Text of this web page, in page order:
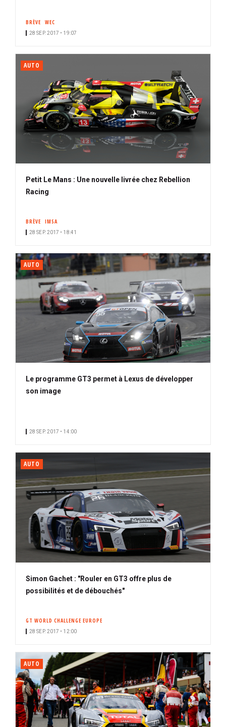
BRÈVE WEC
28 SEP. 2017 • 19:07
AUTO
Petit Le Mans : Une nouvelle livrée chez Rebellion
Racing
BRÈVE IMSA
28 SEP. 2017 • 18:41
AUTO
Le programme GT3 permet à Lexus de développer
son image
28 SEP. 2017 • 14:00
AUTO
Simon Gachet : "Rouler en GT3 offre plus de
possibilités et de débouchés"
GT WORLD CHALLENGE EUROPE
28 SEP. 2017 • 12:00
AUTO